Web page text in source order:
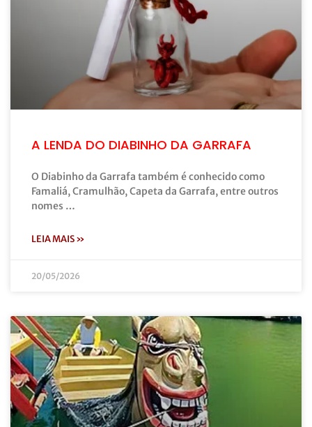
A LENDA DO DIABINHO DA GARRAFA
O Diabinho da Garrafa também é conhecido como
Famaliá, Cramulhão, Capeta da Garrafa, entre outros
nomes …
LEIA MAIS »
20/05/2026